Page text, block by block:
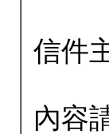
信件
內容